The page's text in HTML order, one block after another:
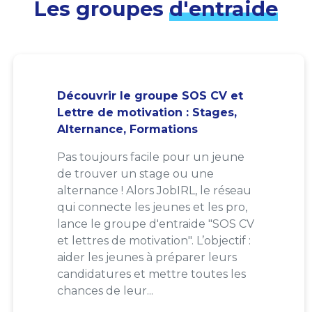
Les groupes d'entraide
Découvrir le groupe SOS CV et
Lettre de motivation : Stages,
Alternance, Formations
Pas toujours facile pour un jeune
de trouver un stage ou une
alternance ! Alors JobIRL, le réseau
qui connecte les jeunes et les pro,
lance le groupe d'entraide "SOS CV
et lettres de motivation". L’objectif :
aider les jeunes à préparer leurs
candidatures et mettre toutes les
chances de leur...